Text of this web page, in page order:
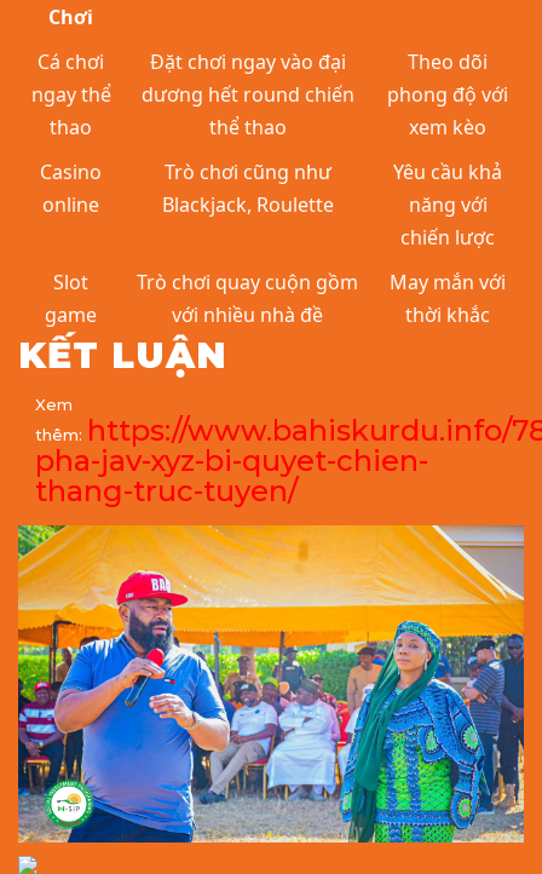
Chơi
Cá chơi
ngay thể
thao
Đặt chơi ngay vào đại
dương hết round chiến
thể thao
Theo dõi
phong độ với
xem kèo
Casino
online
Trò chơi cũng như
Blackjack, Roulette
Yêu cầu khả
năng với
chiến lược
Slot
game
Trò chơi quay cuộn gồm
với nhiều nhà đề
May mắn với
thời khắc
KẾT LUẬN
Xem
thêm: https://www.bahiskurdu.info/
pha-jav-xyz-bi-quyet-chien-
thang-truc-tuyen/